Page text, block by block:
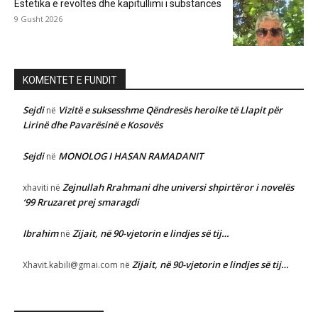
Estetika e revoltës dhe kapitullimi i substancës
9 Gusht 2026
KOMENTET E FUNDIT
Sejdinë Vizitë e suksesshme Qëndresës heroike të Llapit për
Lirinë dhe Pavarësinë e Kosovës
Sejdinë MONOLOG I HASAN RAMADANIT
xhaviti në Zejnullah Rrahmani dhe universi shpirtëror i novelës
‘99 Rruzaret prej smaragdi
Ibrahimnë Zijait, në 90-vjetorin e lindjes së tij…
Xhavit.kabili@gmai.com në Zijait, në 90-vjetorin e lindjes së tij…